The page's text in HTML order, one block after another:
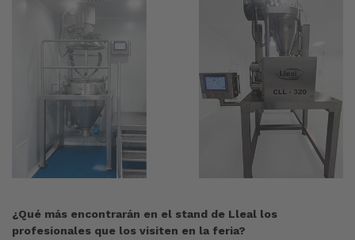
¿Qué más encontrarán en el stand de Lleal los
profesionales que los visiten en la feria?